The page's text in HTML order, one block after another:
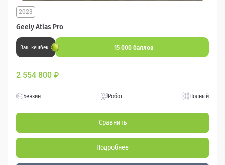
Geely Atlas Pro
2023
Ваш кешбек 15 000 баллов
2 554 800 ₽
Бензин Робот Полный
Сравнить
Подробнее